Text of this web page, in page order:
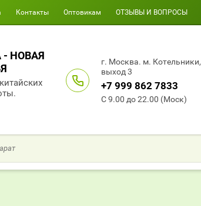
Контакты Оптовикам ОТЗЫВЫ И ВОПРОСЫ
НОВАЯ
г. Москва. м. Котельники,
выход 3
+7 999 862 7833
С 9.00 до 22.00 (Моск)